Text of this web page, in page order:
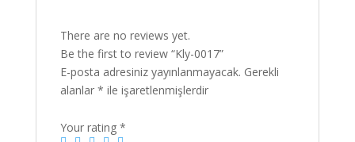
There are no reviews yet.
Be the first to review “Kly-0017”
E-posta adresiniz yayınlanmayacak. Gerekli
alanlar * ile işaretlenmişlerdir
Your rating *